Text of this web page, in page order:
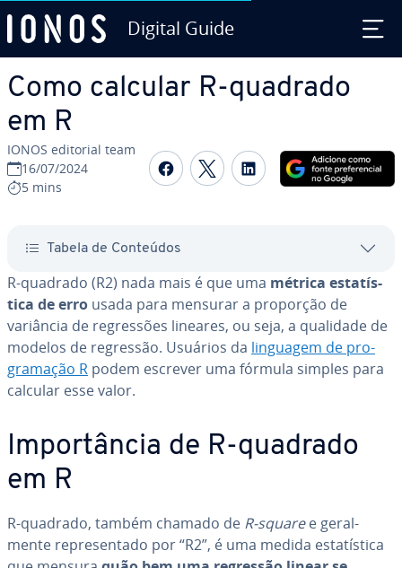
Digital Guide
Como calcular R-quadrado
em R
IONOS editorial team
16/07/2024
5 mins
Com­par­ti­lhar no
Com­par­ti­lhar no
Com­par­ti­lhar
Tabela de Conteúdos
R-quadrado (R2) nada mais é que uma métrica es­ta­tís­
tica de erro usada para mensurar a proporção de
variância de re­gres­sões lineares, ou seja, a qualidade de
modelos de regressão. Usuários da linguagem de pro­
gra­ma­ção R podem escrever uma fórmula simples para
calcular esse valor.
Im­por­tân­cia de R-quadrado
em R
R-quadrado, também chamado de R-squaree ge­ral­
mente re­pre­sen­tado por “R2”, é uma medida es­ta­tís­tica